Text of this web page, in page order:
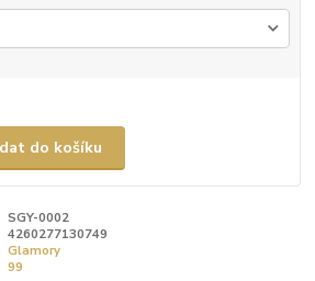
do košíku
SGY-0002
4260277130749
Glamory
99